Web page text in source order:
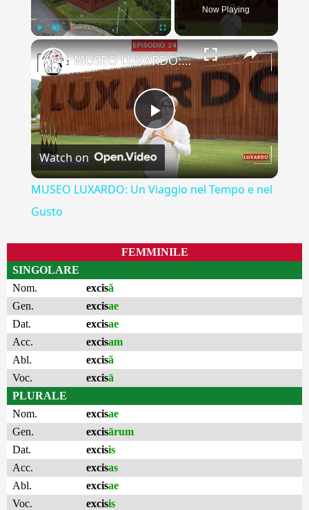
Fullscreen
Now Playing
×
Play
Video
MUSEO LUXARDO: Un Viaggio nel Tempo e nel Gusto
Watch on
MUSEO LUXARDO: Un Viaggio nel Tempo e nel
Gusto
FEMMINILE
SINGOLARE
Nom.
excisă
Gen.
excisae
Dat.
excisae
Acc.
excisam
Abl.
excisă
Voc.
excisā
PLURALE
Nom.
excisae
Gen.
excisārum
Dat.
excisis
Acc.
excisas
Abl.
excisae
Voc.
excisis